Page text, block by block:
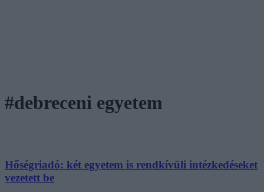
#debreceni egyetem
Hőségriadó: két egyetem is rendkívüli intézkedéseket
vezetett be